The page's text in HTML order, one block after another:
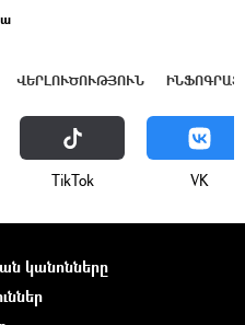
ՎԵՐԼՈՒԾՈՒԹՅՈՒՆ
ТikТоk VK
կանոնները